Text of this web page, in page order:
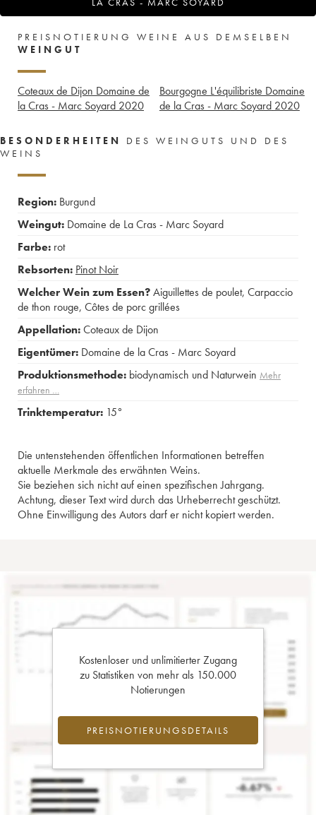
PREISNOTIERUNG WEINE AUS DEMSELBEN
WEINGUT
Coteaux de Dijon Domaine de
la Cras - Marc Soyard 2020
Bourgogne L'équilibriste Domaine
de la Cras - Marc Soyard 2020
BESONDERHEITEN
DES WEINGUTS UND DES
WEINS
Region: Burgund
Weingut: Domaine de La Cras - Marc Soyard
Farbe: rot
Rebsorten: Pinot Noir
Welcher Wein zum Essen?Aiguillettes de poulet, Carpaccio
de thon rouge, Côtes de porc grillées
Appellation:Coteaux de Dijon
Eigentümer: Domaine de la Cras - Marc Soyard
Produktionsmethode: biodynamisch und Naturwein Mehr
erfahren …
Trinktemperatur: 15°
Die untenstehenden öffentlichen Informationen betreffen
aktuelle Merkmale des erwähnten Weins.
Sie beziehen sich nicht auf einen spezifischen Jahrgang.
Achtung, dieser Text wird durch das Urheberrecht geschützt.
Ohne Einwilligung des Autors darf er nicht kopiert werden.
Kostenloser und unlimitierter Zugang
zu Statistiken von mehr als 150.000
Notierungen
PREISNOTIERUNGSDETAILS